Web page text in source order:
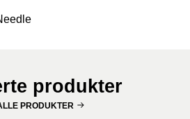
produkter
PRODUKTER